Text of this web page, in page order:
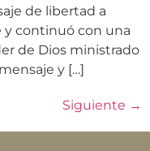
de libertad a
y continuó con una
de Dios ministrado
y […]
Siguiente →